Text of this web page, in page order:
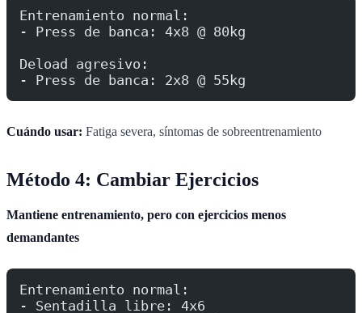
Entrenamiento normal:
- Press de banca: 4x8 @ 80kg
Deload agresivo:
- Press de banca: 2x8 @ 55kg
Cuándo usar: Fatiga severa, síntomas de sobreentrenamiento
Método 4: Cambiar Ejercicios
Mantiene entrenamiento, pero con ejercicios menos
demandantes
Entrenamiento normal:
- Sentadilla libre: 4x6